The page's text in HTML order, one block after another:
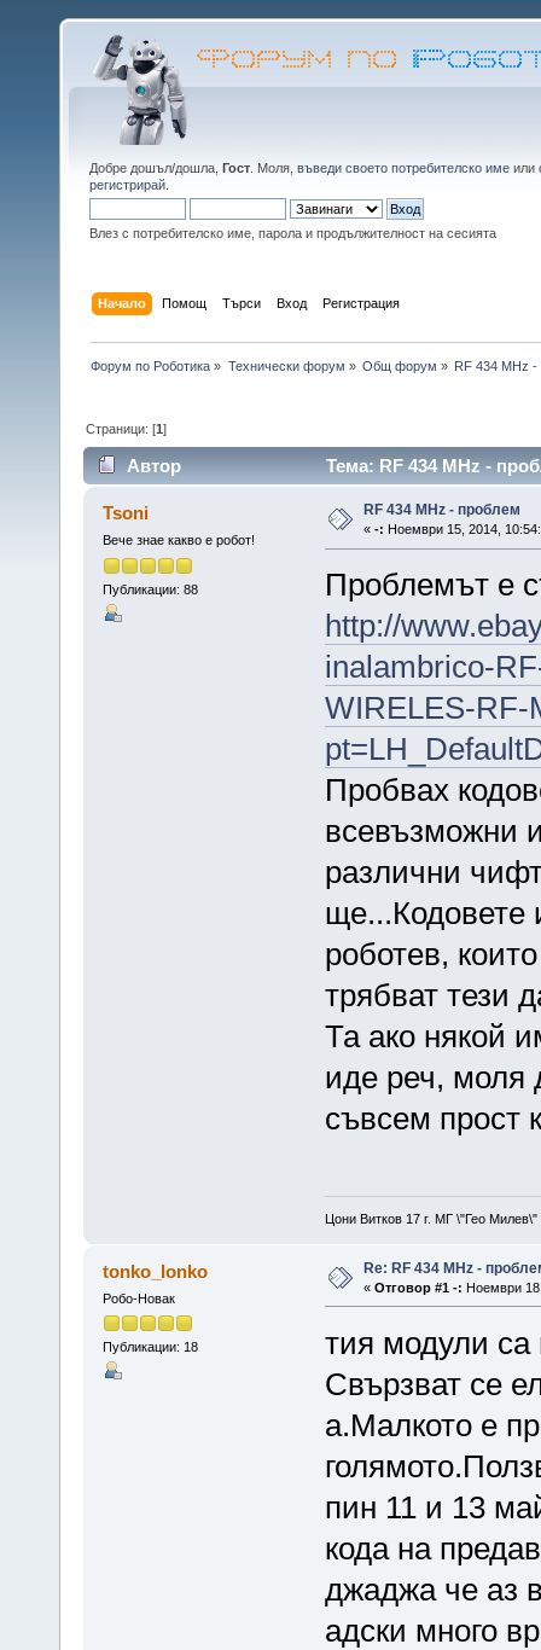
Добре дошъл/дошла, Гост . Моля, въведи своето потребителско име или
регистрирай
Влез с потребителско име, парола и продължителност на сесията
Начало Помощ Търси Вход Регистрация
Форум по Роботика » Технически форум » Общ форум » RF 434 MHz
Страници: [1]
Автор Тема: RF 434 MHz -
Tsoni
Вече знае какво е робот!
Публикации: 88
RF 434 MHz - проблем
« -: Ноември 15, 2014,
Проблемът е
http://
inalambrico-
WIRELES-RF-
Пробвах
всевъзможни
различни
ще...Кодовете
роботев,
трябват тези
Та ако някой
иде реч, моля
съвсем прост
Цони Витков 17 г. МГ \"Гео
tonko_lonko
Робо-Новак
Публикации: 18
Re: RF 434 MHz -
« Отговор #1 -: Ноември
тия модули са
Свързват се
а.Малкото е
пин 11 и 13
кода на
джаджа че аз
адски много